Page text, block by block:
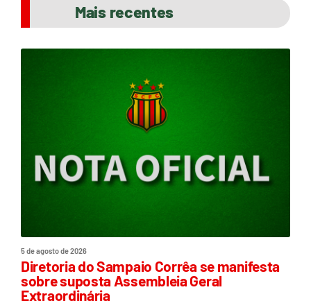
Mais recentes
5 de agosto de 2026
Diretoria do Sampaio Corrêa se manifesta
sobre suposta Assembleia Geral
Extraordinária